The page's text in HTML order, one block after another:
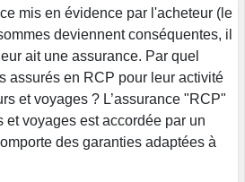
mis en évidence par l'acheteur (le
deviennent conséquentes, il
ait une assurance. Par quel
assurés en RCP pour leur activité
et voyages ? L’assurance "RCP"
et voyages est accordée par un
des garanties adaptées à